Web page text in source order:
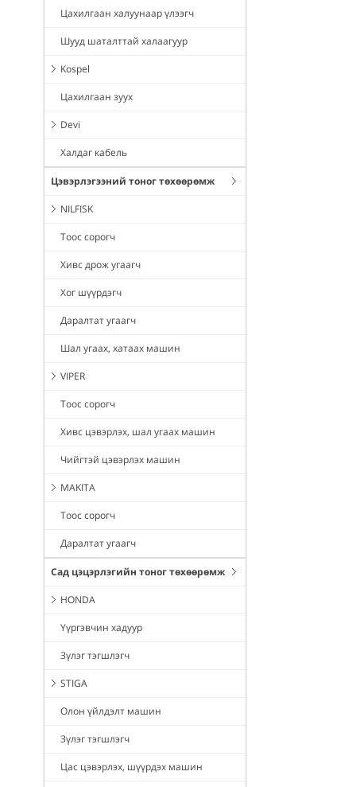
Цахилгаан халуунаар үлээгч
Шууд шаталттай халаагуур
Kospel
Цахилгаан зуух
Devi
Халдаг кабель
Цэвэрлэгээний тоног төхөөрөмж
NILFISK
Тоос сорогч
Хивс дрож угаагч
Хог шүүрдэгч
Даралтат угаагч
Шал угаах, хатаах машин
VIPER
Тоос сорогч
Хивс цэвэрлэх, шал угаах машин
Чийгтэй цэвэрлэх машин
MAKITA
Тоос сорогч
Даралтат угаагч
Сад цэцэрлэгийн тоног төхөөрөмж
HONDA
Үүргэвчин хадуур
Зүлэг тэгшлэгч
STIGA
Олон үйлдэлт машин
Зүлэг тэгшлэгч
Цас цэвэрлэх, шүүрдэх машин